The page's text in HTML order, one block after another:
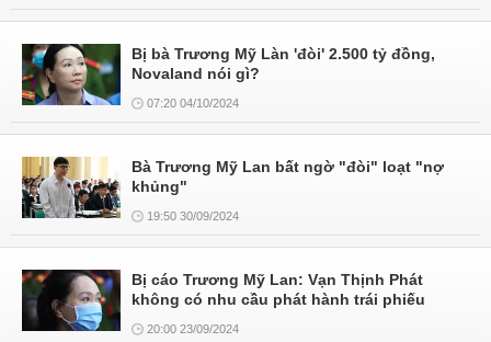
Bị bà Trương Mỹ Làn 'đòi' 2.500 tỷ đồng,
Novaland nói gì?
07:20 04/10/2024
Bà Trương Mỹ Lan bất ngờ "đòi" loạt "nợ
khủng"
19:50 30/09/2024
Bị cáo Trương Mỹ Lan: Vạn Thịnh Phát
không có nhu cầu phát hành trái phiếu
20:00 23/09/2024